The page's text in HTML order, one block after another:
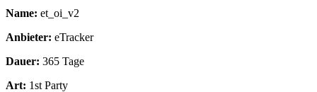
Name: et_oi_v2
Anbieter: eTracker
Dauer: 365 Tage
Art: 1st Party